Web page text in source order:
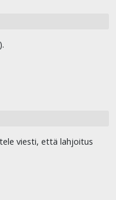
viesti, että lahjoitus